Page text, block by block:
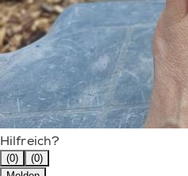
Hilfreich?
(0)
(0)